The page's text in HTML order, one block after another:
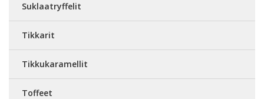
Suklaatryffelit
Tikkarit
Tikkukaramellit
Toffeet